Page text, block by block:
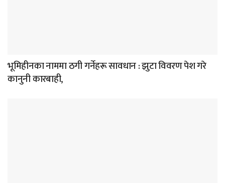
भूमिहीनका नाममा ठगी गर्नेहरू सावधान : झुटा विवरण पेश गरे
कानुनी कारबाही,